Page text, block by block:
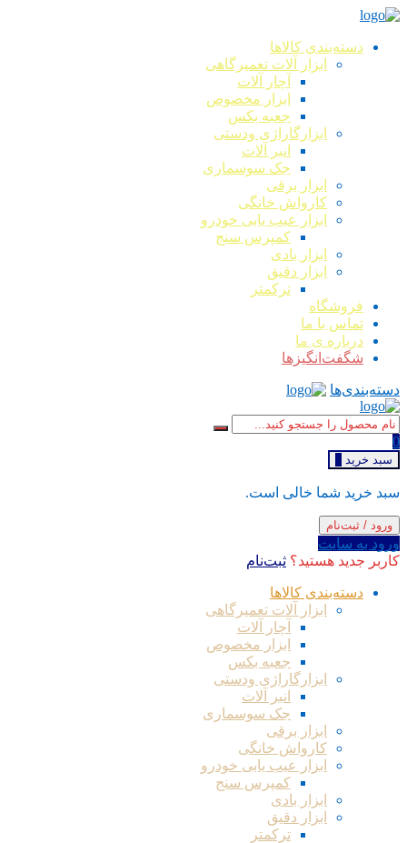
دسته‌بندی کالاها
ابزار آلات تعمیرگاهی
آچار آلات
ابزار مخصوص
جعبه بکس
ابزارگاراژی ودستی
انبر آلات
جک سوسماری
ابزار برقی
کارواش خانگی
ابزار عیب یابی خودرو
کمپرس سنج
ابزار بادی
ابزار دقیق
ترکمتر
فروشگاه
تماس با ما
درباره ی ما
شگفت‌انگیزها
دسته‌بندی‌ها
0
سبد خرید
سبد خرید شما خالی است.
ورود / ثبت‌نام
ورود به سایت
کاربر جدید هستید؟ ثبت‌نام
دسته‌بندی کالاها
ابزار آلات تعمیرگاهی
آچار آلات
ابزار مخصوص
جعبه بکس
ابزارگاراژی ودستی
انبر آلات
جک سوسماری
ابزار برقی
کارواش خانگی
ابزار عیب یابی خودرو
کمپرس سنج
ابزار بادی
ابزار دقیق
ترکمتر